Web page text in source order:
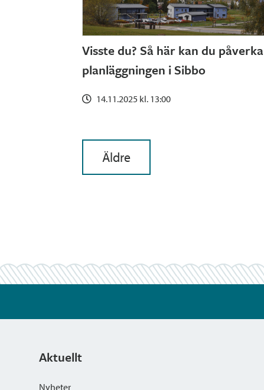
Visste du? Så här kan du påverka
planläggningen i Sibbo
14.11.2025 kl. 13:00
Navigera
gamla
Äldre
Aktuellt
Nyheter